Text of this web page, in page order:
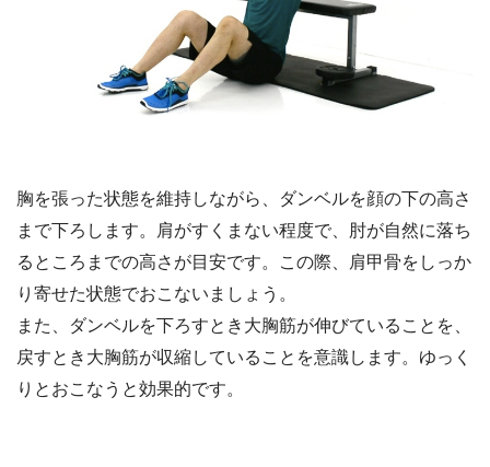
胸を張った状態を維持しながら、ダンベルを顔の下の高さ
まで下ろします。肩がすくまない程度で、肘が自然に落ち
るところまでの高さが目安です。この際、肩甲骨をしっか
り寄せた状態でおこないましょう。
また、ダンベルを下ろすとき大胸筋が伸びていることを、
戻すとき大胸筋が収縮していることを意識します。ゆっく
りとおこなうと効果的です。